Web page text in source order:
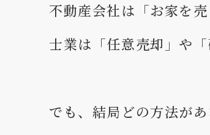
不動産会社は「お家を売
士業は「任意売却」や
でも、結局どの方法が